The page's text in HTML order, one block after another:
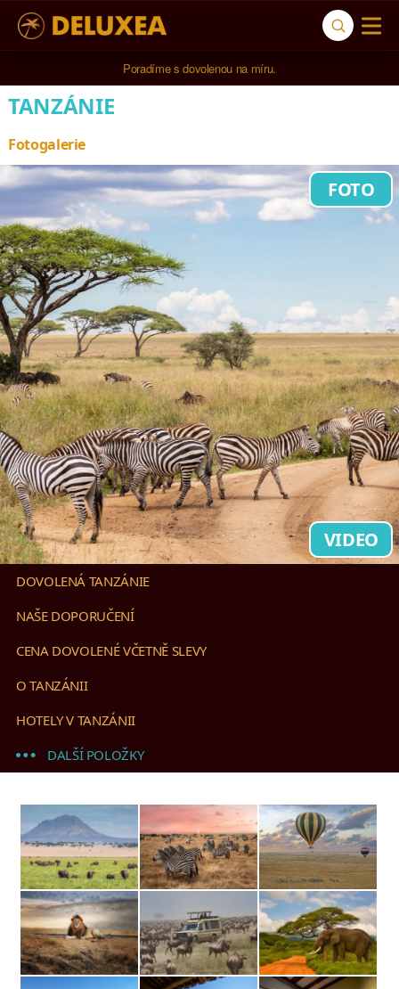
Poradíme s dovolenou na míru.
TANZÁNIE
Fotogalerie
FOTO
VIDEO
DOVOLENÁ TANZÁNIE
NAŠE DOPORUČENÍ
CENA DOVOLENÉ VČETNĚ SLEVY
O TANZÁNII
HOTELY V TANZÁNII
DALŠÍ POLOŽKY